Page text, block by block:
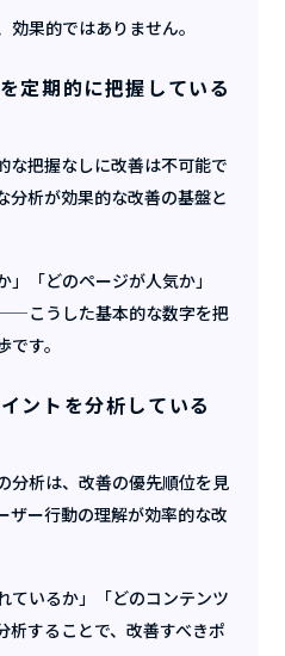
果的ではありません。
定期的に把握している
な把握なしに改善は不可能で
分析が効果的な改善の基盤と
」「どのページが人気か」
こうした基本的な数字を把
す。
ントを分析している
分析は、改善の優先順位を見
ザー行動の理解が効率的な改
ているか」「どのコンテンツ
析することで、改善すべきポ